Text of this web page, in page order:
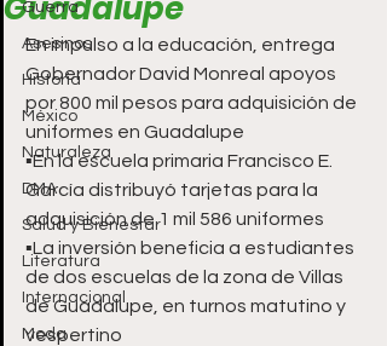
Guerra
Asesinos
Historia
México
Naturaleza
DMA
Salud y Bienestar
Literatura
Internacional
Moda
En impulso a la educación, entrega
Gobernador David Monreal apoyos
por 800 mil pesos para adquisición de
uniformes en Guadalupe
▪️En la escuela primaria Francisco E.
García distribuyó tarjetas para la
adquisición de 1 mil 586 uniformes
▪️La inversión beneficia a estudiantes
de dos escuelas de la zona de Villas
de Guadalupe, en turnos matutino y
vespertino